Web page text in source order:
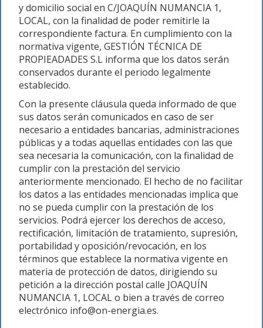
y domicilio social en C/JOAQUÍN NUMANCIA 1,
LOCAL, con la finalidad de poder remitirle la
correspondiente factura. En cumplimiento con la
normativa vigente, GESTIÓN TÉCNICA DE
PROPIEADADES S.L informa que los datos serán
conservados durante el periodo legalmente
establecido.
Con la presente cláusula queda informado de que
sus datos serán comunicados en caso de ser
necesario a entidades bancarias, administraciones
públicas y a todas aquellas entidades con las que
sea necesaria la comunicación, con la finalidad de
cumplir con la prestación del servicio
anteriormente mencionado. El hecho de no facilitar
los datos a las entidades mencionadas implica que
no se pueda cumplir con la prestación de los
servicios. Podrá ejercer los derechos de acceso,
rectificación, limitación de tratamiento, supresión,
portabilidad y oposición/revocación, en los
términos que establece la normativa vigente en
materia de protección de datos, dirigiendo su
petición a la dirección postal calle JOAQUÍN
NUMANCIA 1, LOCAL o bien a través de correo
electrónico info@on-energia.es.